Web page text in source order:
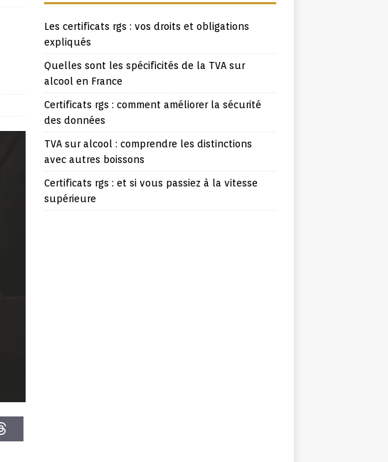
Les certificats rgs : vos droits et obligations
expliqués
Quelles sont les spécificités de la TVA sur
alcool en France
Certificats rgs : comment améliorer la sécurité
des données
TVA sur alcool : comprendre les distinctions
avec autres boissons
Certificats rgs : et si vous passiez à la vitesse
supérieure